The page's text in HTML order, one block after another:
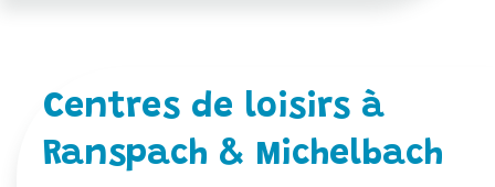
Centres de loisirs à
Ranspach & Michelbach